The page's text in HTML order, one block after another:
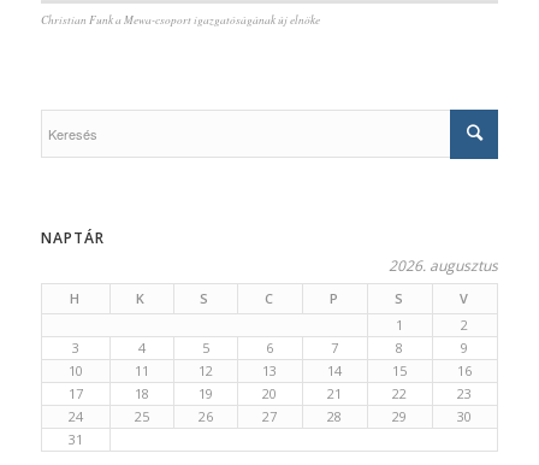
Christian Funk a Mewa-csoport igazgatóságának új elnöke
NAPTÁR
2026. augusztus
H K S C P S
V
1
2
3
4 5 6 7 8
9
10
11 12 13 14 15
16
17
18 19 20 21 22
23
24
25 26 27 28 29
30
31